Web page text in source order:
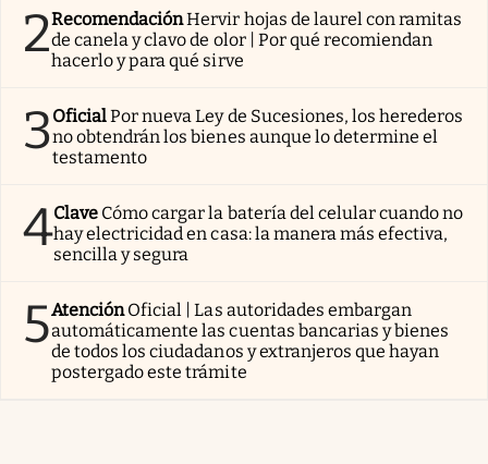
2RecomendaciónHervir hojas de laurel con ramitas
de canela y clavo de olor | Por qué recomiendan
hacerlo y para qué sirve
3OficialPor nueva Ley de Sucesiones, los herederos
no obtendrán los bienes aunque lo determine el
testamento
4Clave Cómo cargar la batería del celular cuando no
hay electricidad en casa: la manera más efectiva,
sencilla y segura
5AtenciónOficial | Las autoridades embargan
automáticamente las cuentas bancarias y bienes
de todos los ciudadanos y extranjeros que hayan
postergado este trámite